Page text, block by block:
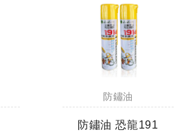
防鏽油
防鏽油 恐龍191